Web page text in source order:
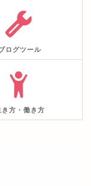
ログツール
き方・働き方